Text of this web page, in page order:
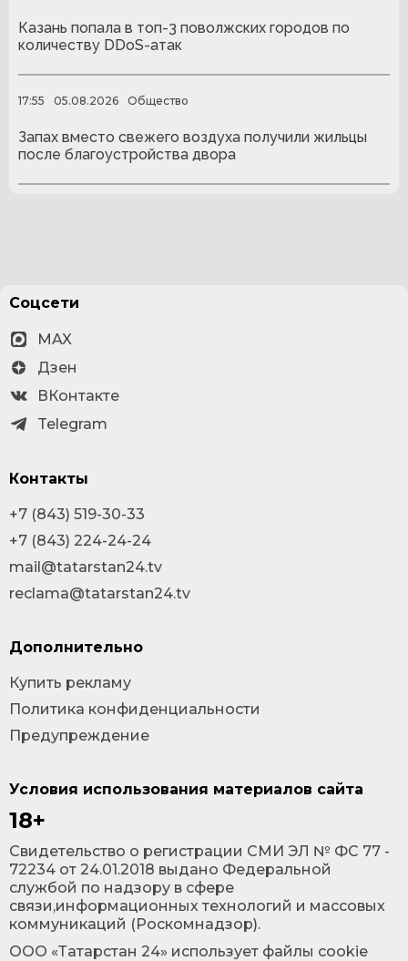
Казань попала в топ-3 поволжских городов по
количеству DDoS-атак
17:55 05.08.2026 Общество
Запах вместо свежего воздуха получили жильцы
после благоустройства двора
Условия использования материалов сайта
18+
Cвидетельство о регистрации СМИ ЭЛ № ФС 77 -
72234 от 24.01.2018 выдано Федеральной
службой по надзору в сфере
связи,информационных технологий и массовых
коммуникаций (Роскомнадзор).
ООО «Татарстан 24» использует файлы cookie
Соцсети
MAX
Дзен
ВКонтакте
Telegram
Контакты
+7 (843) 519-30-33
+7 (843) 224-24-24
mail@tatarstan24.tv
reclama@tatarstan24.tv
Дополнительно
Купить рекламу
Политика конфиденциальности
Предупреждение